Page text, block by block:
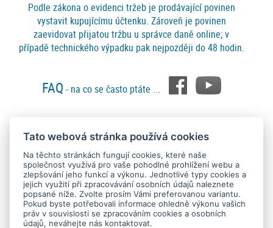
Podle zákona o evidenci tržeb je prodávající povinen
vystavit kupujícímu účtenku. Zároveň je povinen
zaevidovat přijatou tržbu u správce daně online; v
případě technického výpadku pak nejpozději do 48 hodin.
FAQ - na co se často ptáte ...
Platební metody
Tato webová stránka používá cookies
Na těchto stránkách fungují cookies, které naše
společnost využívá pro vaše pohodlné prohlížení webu a
zlepšování jeho funkcí a výkonu. Jednotlivé typy cookies a
jejich využití při zpracovávání osobních údajů naleznete
popsané níže. Zvolte prosím Vámi preferovanou variantu.
Pokud byste potřebovali informace ohledně výkonu vašich
práv v souvislosti se zpracováním cookies a osobních
údajů, neváhejte nás kontaktovat.